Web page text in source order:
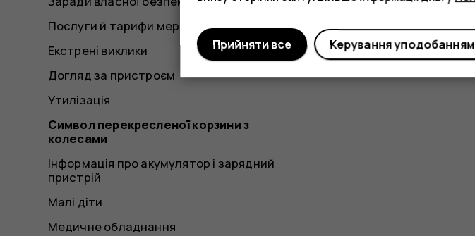
Послуги й тарифи мережі
Екстрені виклики
Догляд за пристроєм
Утилізація
Символ перекресленої корзини з
колесами
Інформація про акумулятор і зарядний
пристрій
Малі діти
Медичне обладнання
Керування
Прийняти все